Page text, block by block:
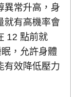
異常升高，身
就有高機率會
12 點前就
，允許身體
有效降低壓力